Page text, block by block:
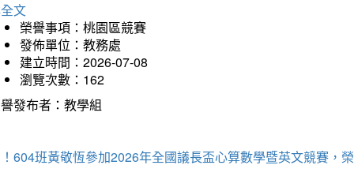
文
榮譽事項：桃園區競賽
發佈單位：教務處
建立時間：2026-07-08
瀏覽次數：162
發布者：教學組
604班黃敬恆參加2026年全國議長盃心算數學暨英文競賽，